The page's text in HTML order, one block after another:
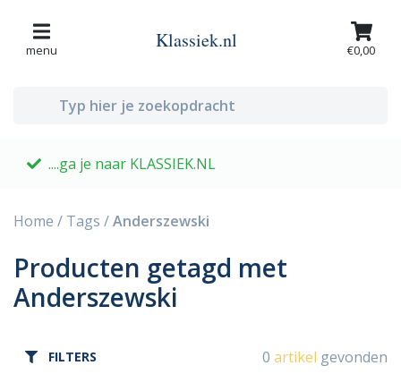
menu Klassiek.nl €0,00
....ga je naar KLASSIEK.NL
Home / Tags /Anderszewski
Producten getagd met
Anderszewski
FILTERS 0 artikel gevonden